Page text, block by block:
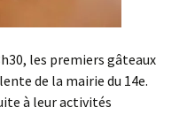
les premiers gâteaux
de la mairie du 14e.
à leur activités